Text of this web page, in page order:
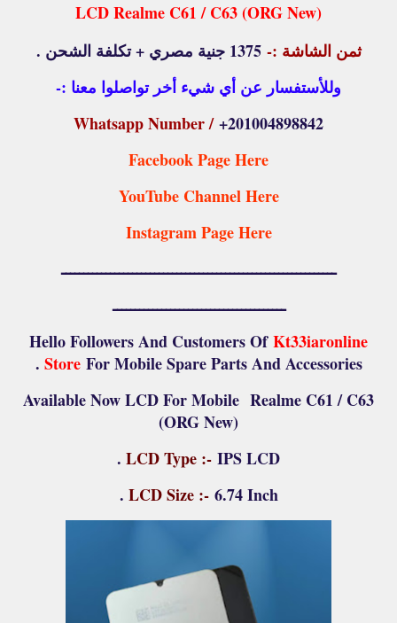
LCD Realme C61 / C63 (ORG New)
ثمن الشاشة :-1375 جنية مصري + تكلفة الشحن .
وللأستفسار عن أي شيء أخر تواصلوا معنا :-
Whatsapp Number /+201004898842
Facebook Page Here
YouTube Channel Here
Instagram Page Here
ــــــــــــــــــــــــــــــــــــــــــــــــــــــــــــــ
ـــــــــــــــــــــــــــــــــــــــ
Hello Followers And Customers OfKt33iaronline
StoreFor Mobile Spare Parts And Accessories .
Available Now LCD For Mobile Realme C61 / C63
(ORG New)
LCD Type :- IPS LCD .
LCD Size :-6.74 Inch .